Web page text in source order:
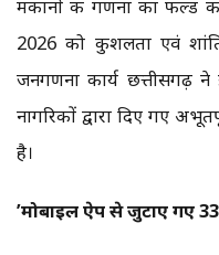
मकानों की गणना का फील्ड
2026 को कुशलता एवं
जनगणना कार्य छत्तीसगढ़ ने
नागरिकों द्वारा दिए गए
है।
’मोबाइल ऐप से जुटाए गए 33